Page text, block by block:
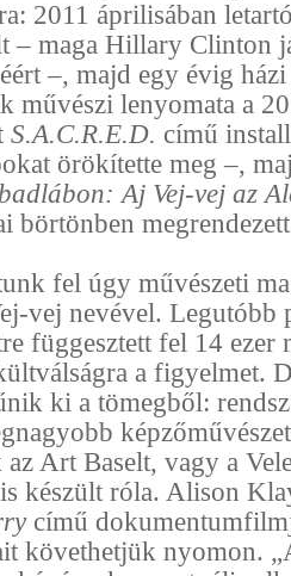
2011 áprilisában
– maga Hillary Clinton
–, majd egy évig
művészi lenyomata a
S.A.C.R.E.D. című
örökítette meg –,
Aj Vej-vej az
börtönben
fel úgy művészeti
vej nevével. Legutóbb
függesztett fel 14 ezer
a figyelmet.
ki a tömegből:
az Art Baselt, vagy a
készült róla. Alison
című
követhetjük nyomon.